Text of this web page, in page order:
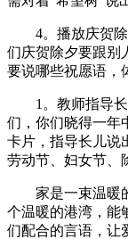
4。播放庆贺除
们庆贺除夕要跟别
要说哪些祝愿语，
1。教师指导长
们，你们晓得一年
卡片，指导长儿说
劳动节、妇女节、
家是一束温暖的
个温暖的港湾，能
们配合的言语，让